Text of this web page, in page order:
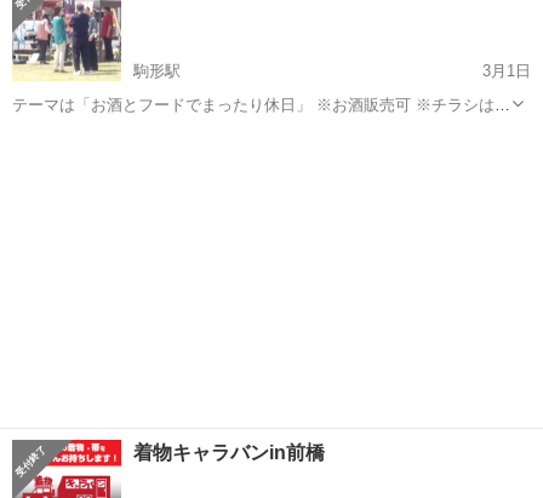
リカ2F...
駒形駅
3月1日
テーマは「お酒とフードでまったり休日」 ※お酒販売可 ※チラシは前
着物キャラバンin前橋